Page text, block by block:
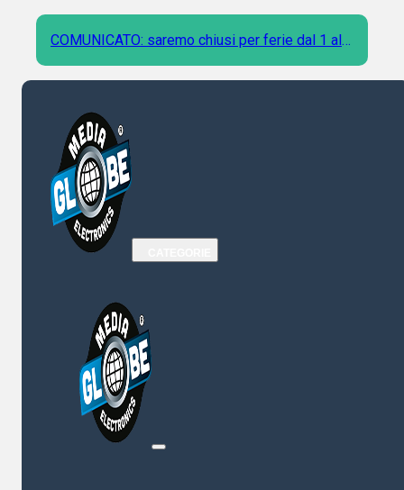
COMUNICATO: saremo chiusi per ferie dal 1 al 9
Agosto